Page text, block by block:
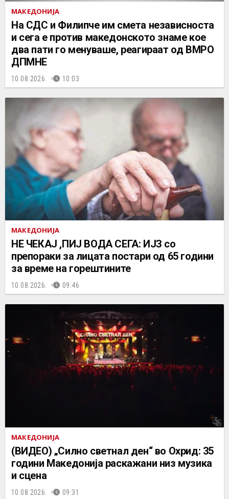
МАКЕДОНИЈА
На СДС и Филипче им смета независноста
и сега е против македонското знаме кое
два пати го менуваше, реагираат од ВМРО
ДПМНЕ
10.08.2026. 10:03
МАКЕДОНИЈА
НЕ ЧEКАЈ ,ПИЈ ВОДА СЕГА: ИЈЗ со
препораки за лицата постари од 65 години
за време на горештините
10.08.2026. 09:46
МАКЕДОНИЈА
(ВИДЕО) „Силно светнал ден“ во Охрид: 35
години Македонија раскажани низ музика
и сцена
10.08.2026. 09:31